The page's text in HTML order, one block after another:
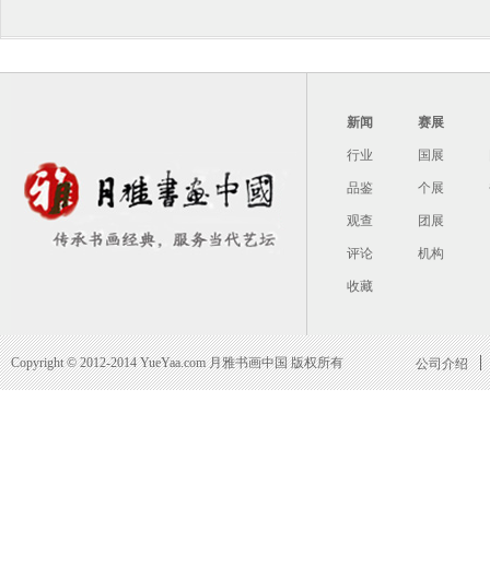
新闻
行业
品鉴
观查
评论
收藏
赛展
国展
个展
团展
机构
Copyright © 2012-2014 YueYaa.com 月雅书画中国 版权所有 公司介绍